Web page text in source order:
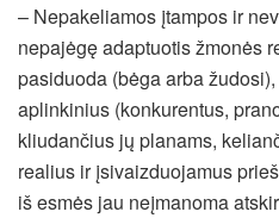
– Nepakeliamos įtampos ir
nepajėgę adaptuotis žmonės
pasiduoda (bėga arba
aplinkinius (konkurentus,
kliudančius jų planams,
realius ir įsivaizduojamus
iš esmės jau neįmanoma